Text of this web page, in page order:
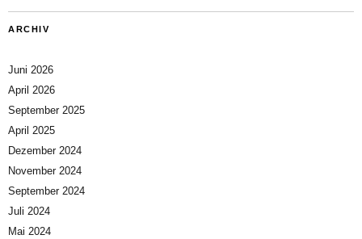
ARCHIV
Juni 2026
April 2026
September 2025
April 2025
Dezember 2024
November 2024
September 2024
Juli 2024
Mai 2024